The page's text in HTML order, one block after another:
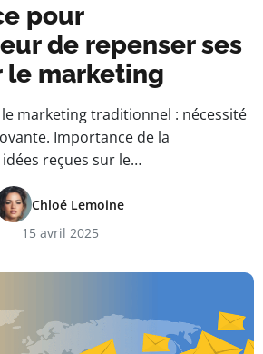
pour
de repenser ses
le marketing
le marketing traditionnel : nécessité
Importance de la
reçues sur le…
Chloé Lemoine
15 avril 2025